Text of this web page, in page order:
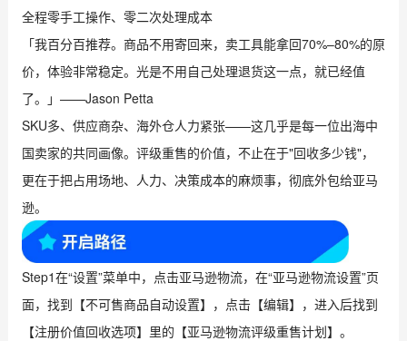
全程零手工操作、零二次处理成本
「我百分百推荐。商品不用寄回来，卖工具能拿回70%–80%的原
价，体验非常稳定。光是不用自己处理退货这一点，就已经值
了。」——Jason Petta
SKU多、供应商杂、海外仓人力紧张——这几乎是每一位出海中
国卖家的共同画像。评级重售的价值，不止在于"回收多少钱"，
更在于把占用场地、人力、决策成本的麻烦事，彻底外包给亚马
逊。
Step1在“设置”菜单中，点击亚马逊物流，在“亚马逊物流设置”页
面，找到【不可售商品自动设置】，点击【编辑】，进入后找到
【注册价值回收选项】里的【亚马逊物流评级重售计划】。